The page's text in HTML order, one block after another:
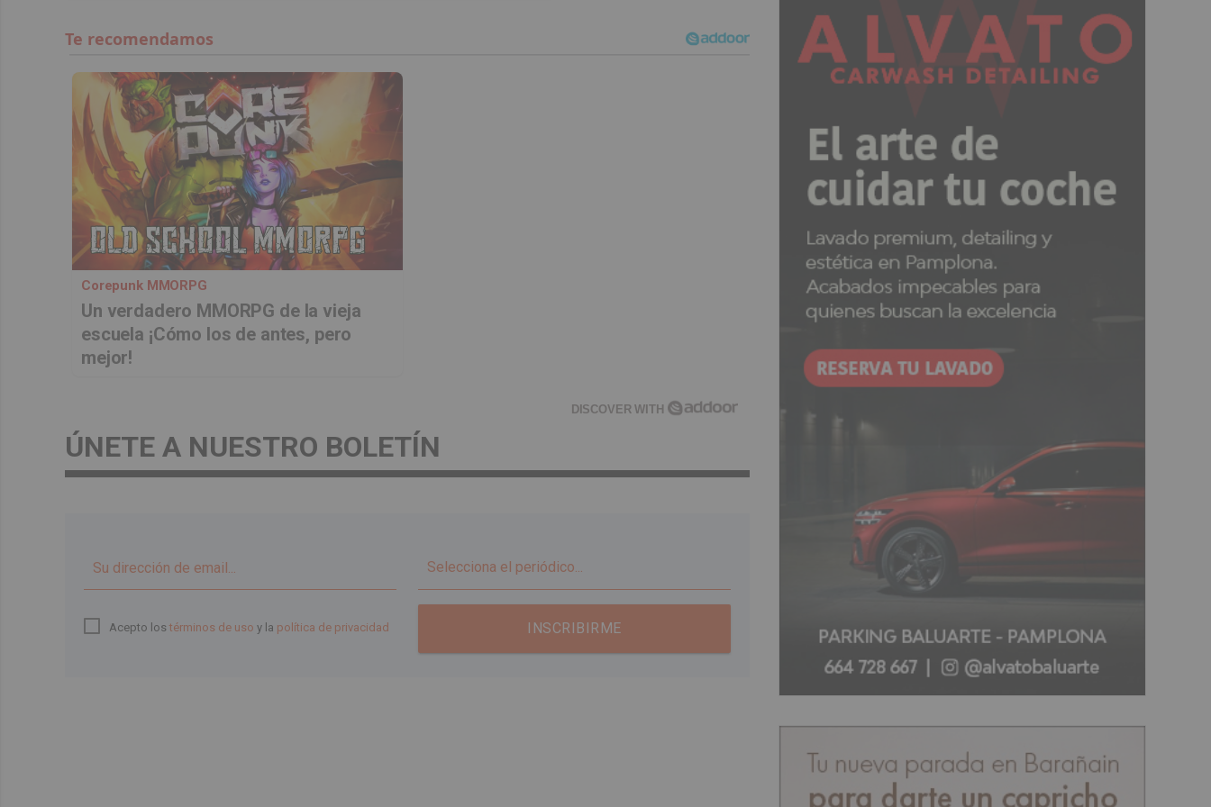
Corepunk MMORPG
Un verdadero MMORPG de la vieja
escuela ¡Cómo los de antes, pero
mejor!
DISCOVER WITH
ÚNETE A NUESTRO BOLETÍN
Acepto los términos de uso y la política de privacidad INSCRIBIRME